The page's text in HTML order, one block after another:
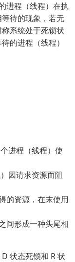
进程（线程）在执
待的现象，若无
系统处于死锁状
的进程（线程）
进程（线程）使
因请求资源而阻
的资源，在末使用
间形成一种头尾相
状态死锁和 R 状